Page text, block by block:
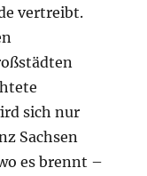
vertreibt.
sich nur
Sachsen
es brennt –